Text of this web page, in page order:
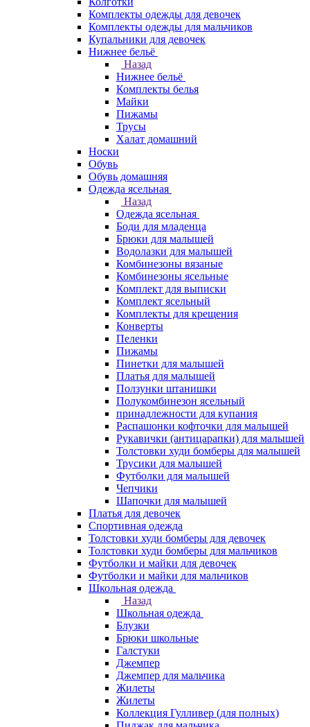
Комплекты одежды для девочек
Комплекты одежды для мальчиков
Купальники для девочек
Нижнее бельё
Назад
Нижнее бельё
Комплекты белья
Майки
Пижамы
Трусы
Халат домашний
Носки
Обувь
Обувь домашняя
Одежда ясельная
Назад
Одежда ясельная
Боди для младенца
Брюки для малышей
Водолазки для малышей
Комбинезоны вязаные
Комбинезоны ясельные
Комплект для выписки
Комплект ясельный
Комплекты для крещения
Конверты
Пеленки
Пижамы
Пинетки для малышей
Платья для малышей
Ползунки штанишки
Полукомбинезон ясельный
принадлежности для купания
Распашонки кофточки для малышей
Рукавички (антицарапки) для малышей
Толстовки худи бомберы для малышей
Трусики для малышей
Футболки для малышей
Чепчики
Шапочки для малышей
Платья для девочек
Спортивная одежда
Толстовки худи бомберы для девочек
Толстовки худи бомберы для мальчиков
Футболки и майки для девочек
Футболки и майки для мальчиков
Школьная одежда
Назад
Школьная одежда
Блузки
Брюки школьные
Галстуки
Джемпер
Джемпер для мальчика
Жилеты
Жилеты
Коллекция Гулливер (для полных)